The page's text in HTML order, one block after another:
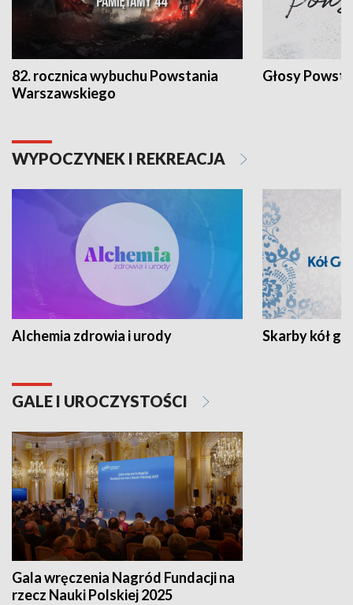
82. rocznica wybuchu Powstania
Warszawskiego
Głosy
WYPOCZYNEK I REKREACJA
Alchemia zdrowia i urody Skarby kół
GALE I UROCZYSTOŚCI
Gala wręczenia Nagród Fundacji na
rzecz Nauki Polskiej 2025